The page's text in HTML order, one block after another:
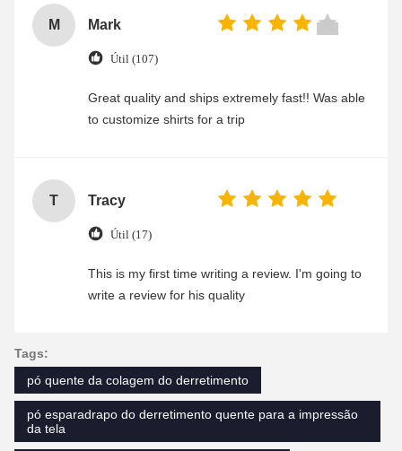
M Mark
Útil (107)
Great quality and ships extremely fast!! Was able
to customize shirts for a trip
T Tracy
Útil (17)
This is my first time writing a review. I'm going to
write a review for his quality
Tags:
pó quente da colagem do derretimento
pó esparadrapo do derretimento quente para a impressão
da tela